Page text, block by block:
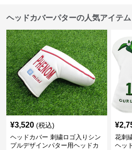
ヘッドカバーパターの人気アイテム
¥3,520 (税込)
ヘッドカバー 刺繍ロゴ入りシン
プルデザインパター用ヘッドカ
¥
花刺
ヘッ